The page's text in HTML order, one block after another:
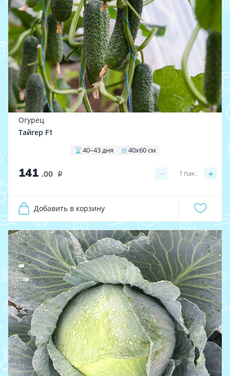
Огурец
Тайгер F1
40–43 дня 40x60 см
141 .00 i − +
1 пак.
Добавить в корзину